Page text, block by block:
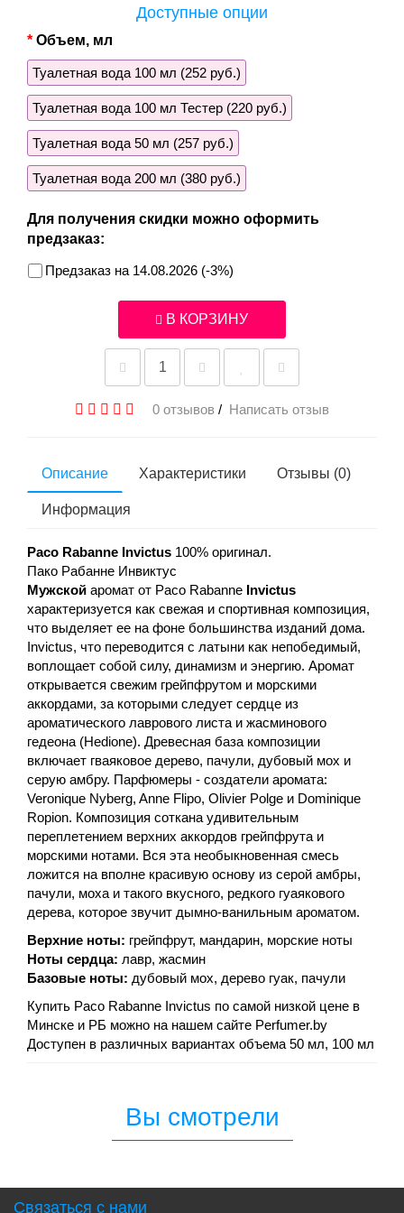
Доступные опции
Объем, мл
Туалетная вода 100 мл (252 руб.)
Туалетная вода 100 мл Тестер (220 руб.)
Туалетная вода 50 мл (257 руб.)
Туалетная вода 200 мл (380 руб.)
Для получения скидки можно оформить
предзаказ:
Предзаказ на 14.08.2026 (-3%)
В КОРЗИНУ
0 отзывов / Написать отзыв
Описание Характеристики Отзывы (0)
Информация
Paco Rabanne Invictus 100% оригинал.
Пако Рабанне Инвиктус
Мужской аромат от Paco Rabanne Invictus
характеризуется как свежая и спортивная композиция,
что выделяет ее на фоне большинства изданий дома.
Invictus, что переводится с латыни как непобедимый,
воплощает собой силу, динамизм и энергию. Аромат
открывается свежим грейпфрутом и морскими
аккордами, за которыми следует сердце из
ароматического лаврового листа и жасминового
гедеона (Hedione). Древесная база композиции
включает гваяковое дерево, пачули, дубовый мох и
серую амбру. Парфюмеры - создатели аромата:
Veronique Nyberg, Anne Flipo, Olivier Polge и Dominique
Ropion. Композиция соткана удивительным
переплетением верхних аккордов грейпфрута и
морскими нотами. Вся эта необыкновенная смесь
ложится на вполне красивую основу из серой амбры,
пачули, моха и такого вкусного, редкого гуаякового
дерева, которое звучит дымно-ванильным ароматом.
Верхние ноты: грейпфрут, мандарин, морские ноты
Ноты сердца: лавр, жасмин
Базовые ноты: дубовый мох, дерево гуак, пачули
Купить Paco Rabanne Invictus по самой низкой цене в
Минске и РБ можно на нашем сайте Perfumer.by
Доступен в различных вариантах объема 50 мл, 100 мл
Вы смотрели
Связаться с нами